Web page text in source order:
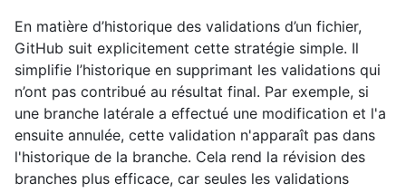
En matière d’historique des validations d’un fichier,
GitHub suit explicitement cette stratégie simple. Il
simplifie l’historique en supprimant les validations qui
n’ont pas contribué au résultat final. Par exemple, si
une branche latérale a effectué une modification et l'a
ensuite annulée, cette validation n'apparaît pas dans
l'historique de la branche. Cela rend la révision des
branches plus efficace, car seules les validations